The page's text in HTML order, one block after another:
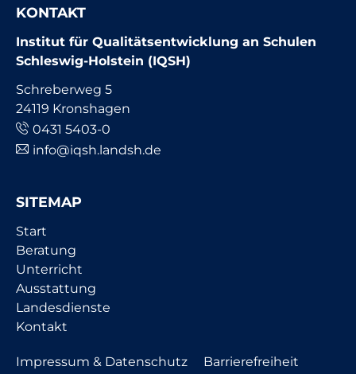
KONTAKT
Institut für Qualitätsentwicklung an Schulen
Schleswig-Holstein (IQSH)
Schreberweg 5
24119 Kronshagen
0431 5403-0
info@iqsh.landsh.de
SITEMAP
Navigation
überspringen
Start
Beratung
Unterricht
Ausstattung
Landesdienste
Kontakt
Navigation
Impressum & Datenschutz Barrierefreiheit